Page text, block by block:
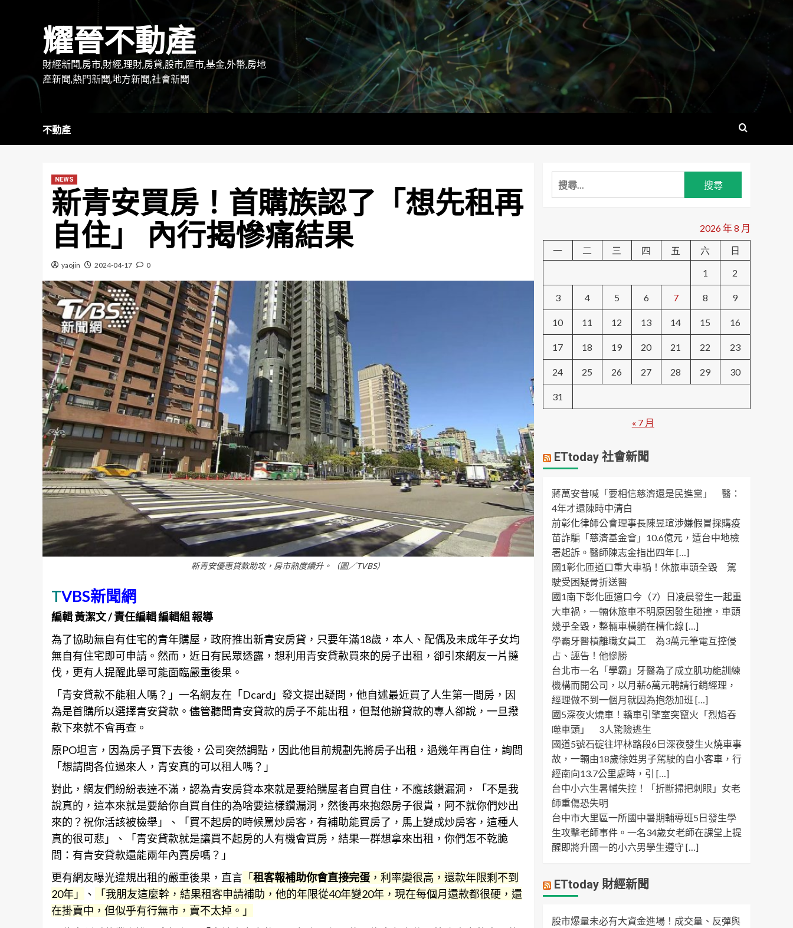
耀晉不動產
財經新聞,房市,財經,理財,房貸,股市,匯市,基金,外幣,房地
產新聞,熱門新聞,地方新聞,社會新聞
不動產
NEWS
新青安買房！首購族認了「想先租再
自住」 內行揭慘痛結果
yaojin 2024-04-17 0
新青安優惠貸款助攻，房市熱度續升。（圖／TVBS）
TVBS新聞網
編輯 黃潔文 / 責任編輯 編輯組 報導
為了協助無自有住宅的青年購屋 ，政府推出新青安房貸，只要年滿18歲，本人、配偶及未成年子女均
無自有住宅即可申請。然而，近日有民眾透露，想利用青安貸款買來的房子出租，卻引來網友一片撻
伐，更有人提醒此舉可能面臨嚴重後果。
「青安貸款不能租人嗎？」一名網友在「Dcard」發文提出疑問，他自述最近買了人生第一間房，因
為是首購所以選擇青安貸款。儘管聽聞青安貸款的房子不能出租，但幫他辦貸款的專人卻說，一旦撥
款下來就不會再查。
原PO坦言，因為房子買下去後，公司突然調點，因此他目前規劃先將房子出租，過幾年再自住，詢問
「想請問各位過來人，青安真的可以租人嗎？」
對此，網友們紛紛表達不滿，認為青安房貸本來就是要給購屋者自買自住，不應該鑽漏洞，「不是我
說真的，這本來就是要給你自買自住的為啥要這樣鑽漏洞，然後再來抱怨房子很貴，阿不就你們炒出
來的？祝你活該被檢舉」、「買不起房的時候罵炒房客，有補助能買房了，馬上變成炒房客，這種人
真的很可悲」、「青安貸款就是讓買不起房的人有機會買房，結果一群想拿來出租，你們怎不乾脆
問：有青安貸款還能兩年內賣房嗎？」
更有網友曝光違規出租的嚴重後果，直言 「租客報補助你會直接完蛋，利率變很高，還款年限剩不到
20年」
、
「我朋友這麼幹，結果租客申請補助，他的年限從40年變20年，現在每個月還款都很硬，還
在掛賣中，但似乎有行無市，賣不太掉。」
搜
尋
字:
2026 年 8 月
一
二 三 四 五 六
日
1
2
3 4 5 6 7 8 9
10 11 12 13 14 15 16
17 18 19 20 21 22 23
24 25 26 27 28 29 30
31
« 7 月
ETtoday 社會新聞
蔣萬安昔喊「要相信慈濟還是民進黨」 醫：
4年才還陳時中清白
前彰化律師公會理事長陳昱瑄涉嫌假冒採購疫
苗詐騙「慈濟基金會」10.6億元，遭台中地檢
署起訴。醫師陳志金指出四年 […]
國1彰化匝道口重大車禍！休旅車頭全毀 駕
駛受困疑骨折送醫
國1南下彰化匝道口今（7）日凌晨發生一起重
大車禍，一輛休旅車不明原因發生碰撞，車頭
幾乎全毀，整輛車橫躺在槽化線 […]
學霸牙醫槓離職女員工 為3萬元筆電互控侵
占、誣告！他慘勝
台北市一名「學霸」牙醫為了成立肌功能訓練
機構而開公司，以月薪6萬元聘請行銷經理，
經理做不到一個月就因為抱怨加班 […]
國5深夜火燒車！轎車引擎室突竄火「烈焰吞
噬車頭」 3人驚險逃生
國道5號石碇往坪林路段6日深夜發生火燒車事
故，一輛由18歲徐姓男子駕駛的自小客車，行
經南向13.7公里處時，引 […]
台中小六生暑輔失控！「折斷掃把刺眼」女老
師重傷恐失明
台中市大里區一所國中暑期輔導班5日發生學
生攻擊老師事件。一名34歲女老師在課堂上提
醒即將升國一的小六男學生遵守 […]
ETtoday 財經新聞
股市爆量未必有大資金進場！成交量、反彈與